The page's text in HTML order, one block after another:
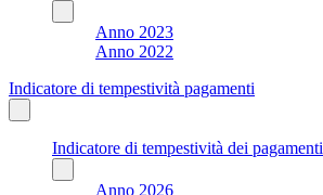
Anno 2023
Anno 2022
Indicatore di tempestività pagamenti
Indicatore di tempestività dei pagamenti
Anno 2026